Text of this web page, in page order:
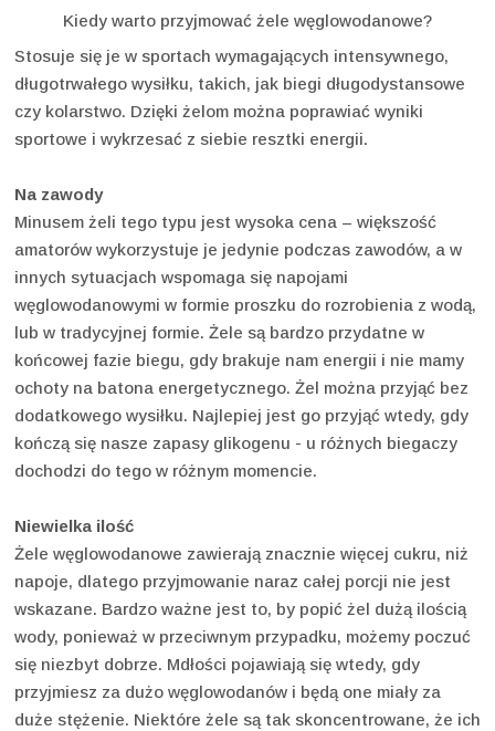
Kiedy warto przyjmować żele węglowodanowe?
Stosuje się je w sportach wymagających intensywnego,
długotrwałego wysiłku, takich, jak biegi długodystansowe
czy kolarstwo. Dzięki żelom można poprawiać wyniki
sportowe i wykrzesać z siebie resztki energii.
Na zawody
Minusem żeli tego typu jest wysoka cena – większość
amatorów wykorzystuje je jedynie podczas zawodów, a w
innych sytuacjach wspomaga się napojami
węglowodanowymi w formie proszku do rozrobienia z wodą,
lub w tradycyjnej formie. Żele są bardzo przydatne w
końcowej fazie biegu, gdy brakuje nam energii i nie mamy
ochoty na batona energetycznego. Żel można przyjąć bez
dodatkowego wysiłku. Najlepiej jest go przyjąć wtedy, gdy
kończą się nasze zapasy glikogenu - u różnych biegaczy
dochodzi do tego w różnym momencie.
Niewielka ilość
Żele węglowodanowe zawierają znacznie więcej cukru, niż
napoje, dlatego przyjmowanie naraz całej porcji nie jest
wskazane. Bardzo ważne jest to, by popić żel dużą ilością
wody, ponieważ w przeciwnym przypadku, możemy poczuć
się niezbyt dobrze. Mdłości pojawiają się wtedy, gdy
przyjmiesz za dużo węglowodanów i będą one miały za
duże stężenie. Niektóre żele są tak skoncentrowane, że ich